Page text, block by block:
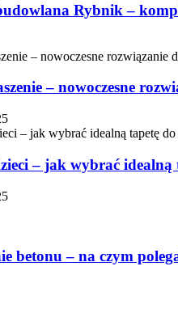
Rybnik –
– nowoczesne
– jak wybrać idealną
betonu – na czym